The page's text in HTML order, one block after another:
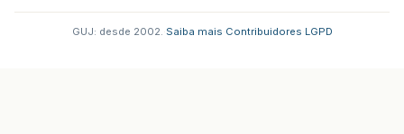
GUJ: desde 2002. Saiba mais Contribuidores LGPD